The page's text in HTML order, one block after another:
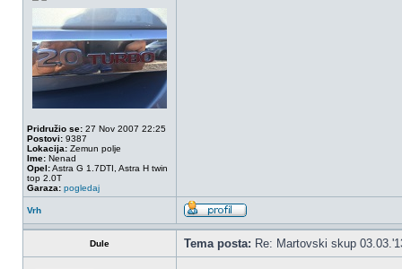
Pridružio se: 27 Nov 2007 22:25
Postovi: 9387
Lokacija: Zemun polje
Ime: Nenad
Opel:Astra G 1.7DTI, Astra H twin
top 2.0T
Garaza: pogledaj
Vrh
Dule Tema posta: Re: Martovski skup